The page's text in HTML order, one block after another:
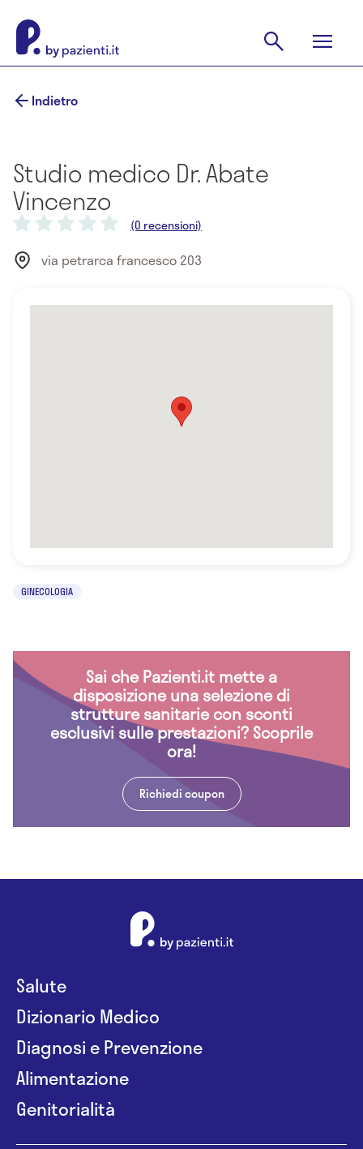
Indietro
Studio medico Dr. Abate
Vincenzo
(0 recensioni)
via petrarca francesco 203
GINECOLOGIA
Sai che Pazienti.it mette a
disposizione una selezione di
strutture sanitarie con sconti
esclusivi sulle prestazioni? Scoprile
ora!
Richiedi coupon
Salute
Dizionario Medico
Diagnosi e Prevenzione
Alimentazione
Genitorialità